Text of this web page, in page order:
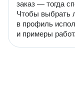
заказ — тогда
Чтобы выбрать
в профиль
и примеры работ.